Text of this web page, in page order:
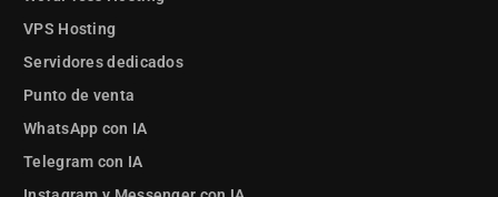
VPS Hosting
Servidores dedicados
Punto de venta
WhatsApp con IA
Telegram con IA